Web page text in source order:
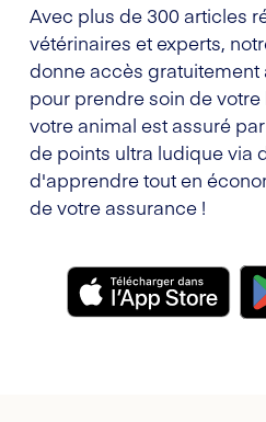
Avec plus de 300 articles
vétérinaires et experts,
donne accès gratuitement
pour prendre soin de
votre animal est assuré
de points ultra ludique via
d'apprendre tout en
de votre assurance !